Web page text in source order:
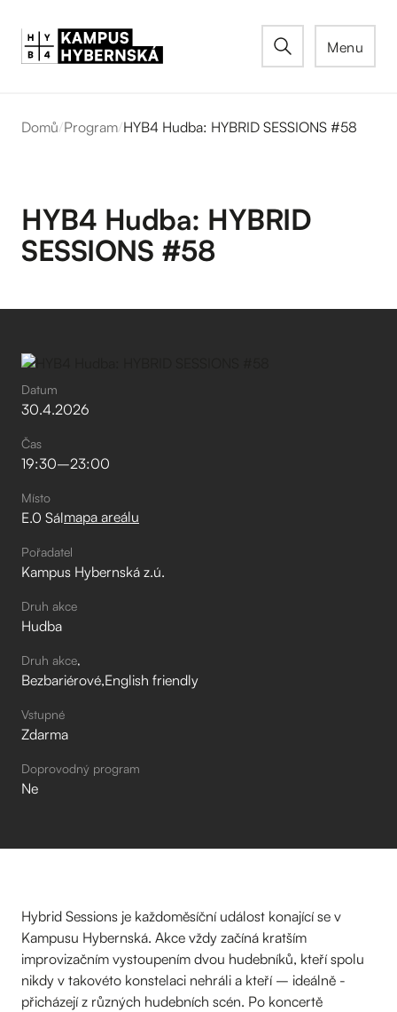
Menu
Domů/Program/HYB4 Hudba: HYBRID SESSIONS #58
HYB4 Hudba: HYBRID
SESSIONS #58
Datum
30.4.2026
Čas
19:30–⁠23:00
Místo
E.0 Sálmapa areálu
Pořadatel
Kampus Hybernská z.ú.
Druh akce
Hudba
Druh akce
Bezbariérové English friendly
Vstupné
Zdarma
Doprovodný program
Ne
Hybrid Sessions je každoměsíční událost konající se v
Kampusu Hybernská. Akce vždy začíná kratším
improvizačním vystoupením dvou hudebníků, kteří spolu
nikdy v takovéto konstelaci nehráli a kteří – ideálně -
přicházejí z různých hudebních scén. Po koncertě